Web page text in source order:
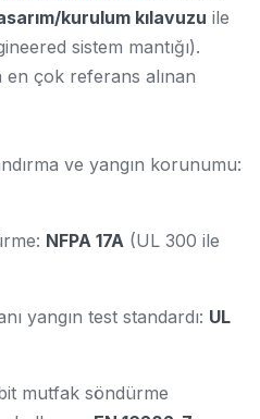
kurulum kılavuzu ile
sistem mantığı).
en çok referans alınan
ve yangın korunumu:
NFPA 17A (UL 300 ile
yangın test standardı: UL
mutfak söndürme